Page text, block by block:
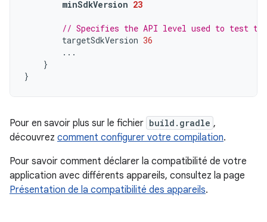
minSdkVersion 23
// Specifies the API level used to test
targetSdkVersion 36
...
}
}
Pour en savoir plus sur le fichier build.gradle ,
découvrez comment configurer votre compilation.
Pour savoir comment déclarer la compatibilité de votre
application avec différents appareils, consultez la page
Présentation de la compatibilité des appareils.